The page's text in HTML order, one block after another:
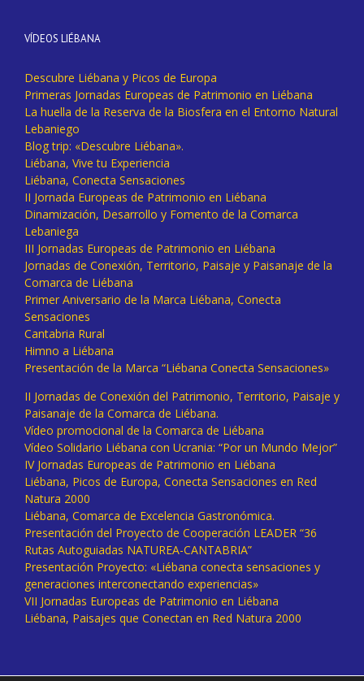
VÍDEOS LIÉBANA
Descubre Liébana y Picos de Europa
Primeras Jornadas Europeas de Patrimonio en Liébana
La huella de la Reserva de la Biosfera en el Entorno Natural
Lebaniego
Blog trip: «Descubre Liébana».
Liébana, Vive tu Experiencia
Liébana, Conecta Sensaciones
II Jornada Europeas de Patrimonio en Liébana
Dinamización, Desarrollo y Fomento de la Comarca
Lebaniega
III Jornadas Europeas de Patrimonio en Liébana
Jornadas de Conexión, Territorio, Paisaje y Paisanaje de la
Comarca de Liébana
Primer Aniversario de la Marca Liébana, Conecta
Sensaciones
Cantabria Rural
Himno a Liébana
Presentación de la Marca “Liébana Conecta Sensaciones»
II Jornadas de Conexión del Patrimonio, Territorio, Paisaje y
Paisanaje de la Comarca de Liébana.
Vídeo promocional de la Comarca de Liébana
Vídeo Solidario Liébana con Ucrania: “Por un Mundo Mejor”
IV Jornadas Europeas de Patrimonio en Liébana
Liébana, Picos de Europa, Conecta Sensaciones en Red
Natura 2000
Liébana, Comarca de Excelencia Gastronómica.
Presentación del Proyecto de Cooperación LEADER “36
Rutas Autoguiadas NATUREA-CANTABRIA”
Presentación Proyecto: «Liébana conecta sensaciones y
generaciones interconectando experiencias»
VII Jornadas Europeas de Patrimonio en Liébana
Liébana, Paisajes que Conectan en Red Natura 2000